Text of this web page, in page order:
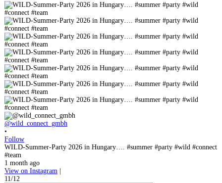
@wild_connect_gmbh
•
Follow
WILD-Summer-Party 2026 in Hungary…. #summer #party #wild #connect
#team
1 month ago
View on Instagram |
11/12